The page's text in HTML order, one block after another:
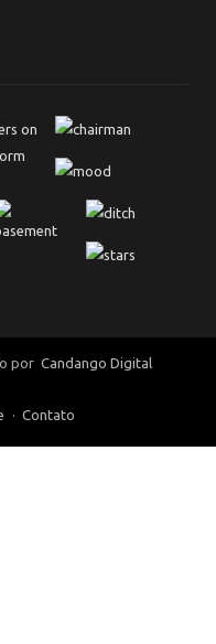
por Candango Digital
Contato